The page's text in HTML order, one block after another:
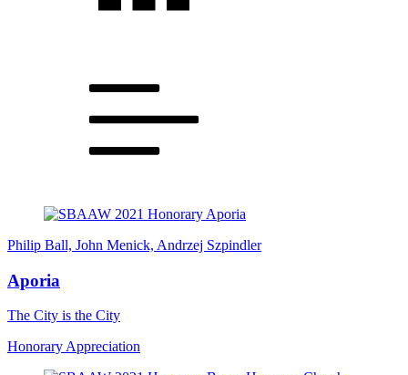
Philip Ball, John Menick, Andrzej Szpindler
Aporia
The City is the City
Honorary Appreciation